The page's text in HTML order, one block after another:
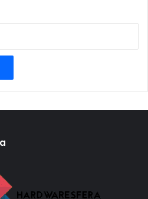
azure, para
y mantenerse